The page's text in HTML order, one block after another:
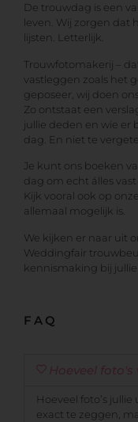
De trouwdag is een
leven. Wij zorgen dat
lijsten. Letterlijk.
Trouwfotomakerij –
vastleggen zoals het
geposeer, wij doen
Zo ontstaat een
jullie deden en wie er
dag. En niet te
Je kunt ons boeken
dag om echt álles
Kijk vooral ook op
allemaal mogelijk is.
We kijken er naar uit
Weddingfair
kennismaking bij
FAQ
Hoeveel
Hoeveel foto’s
exact te zeggen,